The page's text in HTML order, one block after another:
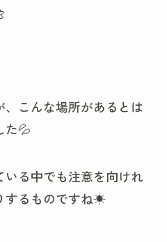
こんな場所があるとは
た💦
る中でも注意を向けれ
するものですね☀